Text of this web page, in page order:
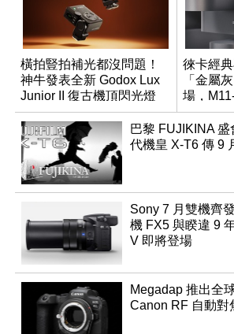
橫拍豎拍補光都沒問題！
神牛發表全新 Godox Lux
Junior II 復古機頂閃光燈
徠卡經
「金屬
場，
領銜換裝
巴黎 FUJIKINA
代機皇 X-T6 傳 9
Sony 7 月雙機齊
機 FX5 與睽違 9
V 即將登場
Megadap 推出全
Canon RF 自動對